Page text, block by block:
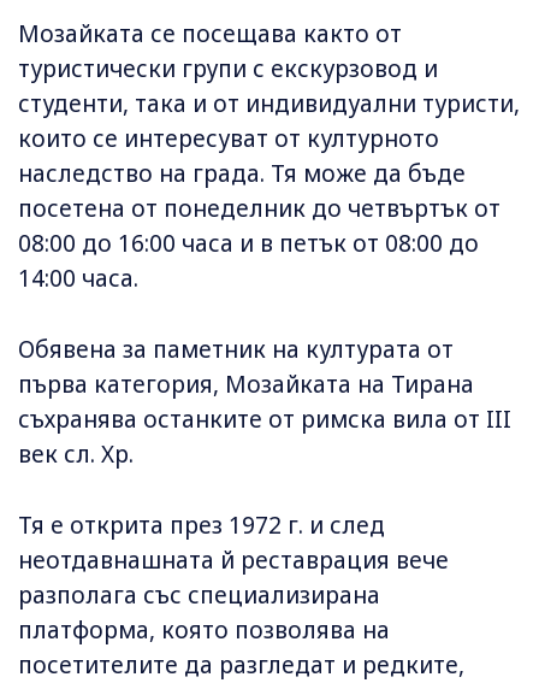
Мозайката се посещава както от
туристически групи с екскурзовод и
студенти, така и от индивидуални туристи,
които се интересуват от културното
наследство на града. Тя може да бъде
посетена от понеделник до четвъртък от
08:00 до 16:00 часа и в петък от 08:00 до
14:00 часа.
Обявена за паметник на културата от
първа категория, Мозайката на Тирана
съхранява останките от римска вила от III
век сл. Хр.
Тя е открита през 1972 г. и след
неотдавнашната й реставрация вече
разполага със специализирана
платформа, която позволява на
посетителите да разгледат и редките,